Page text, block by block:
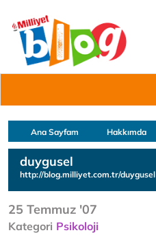
Ana Sayfam Hakkımda
duygusel
http://blog.milliyet.com.tr/duygusel
25 Temmuz '07
Kategori Psikoloji